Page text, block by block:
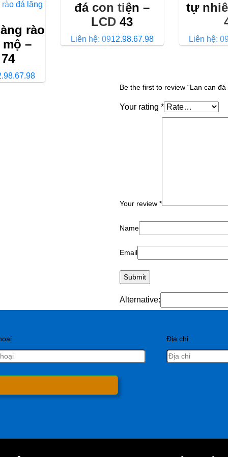
rào
–
đá con tiện –
LCD 43
Liên hệ: 0912.98.67.98
tự
Liên hệ:
Be the first to review “Lan can đá
Your rating*
Your review*
Name
Email
Alternative:
Địa chỉ